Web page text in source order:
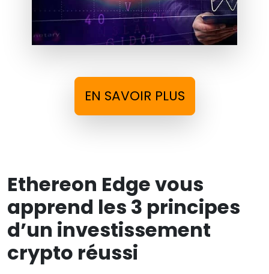
EN SAVOIR PLUS
Ethereon Edge vous
apprend les 3 principes
d’un investissement
crypto réussi